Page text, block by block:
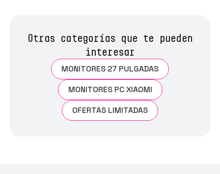
Otras categorías que te pueden
interesar
MONITORES 27 PULGADAS
MONITORES PC XIAOMI
OFERTAS LIMITADAS